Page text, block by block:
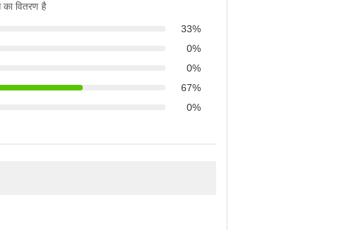
का वितरण है
33%
0%
0%
67%
0%